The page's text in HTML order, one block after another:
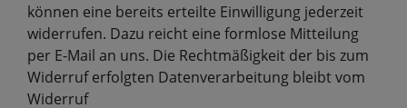
können eine bereits erteilte Einwilligung jederzeit
widerrufen. Dazu reicht eine formlose Mitteilung
per E-Mail an uns. Die Rechtmäßigkeit der bis zum
Widerruf erfolgten Datenverarbeitung bleibt vom
Widerruf